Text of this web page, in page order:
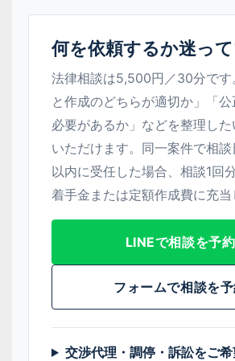
何を依頼するか迷っ
法律相談は5,500円／30分です
と作成のどちらが適切か」「
必要があるか」などを整理し
いただけます。同一案件で相談
以内に受任した場合、相談1回
着手金または定額作成費に充当
LINEで相談を予約
フォームで相談を
交渉代理・調停・訴訟をご